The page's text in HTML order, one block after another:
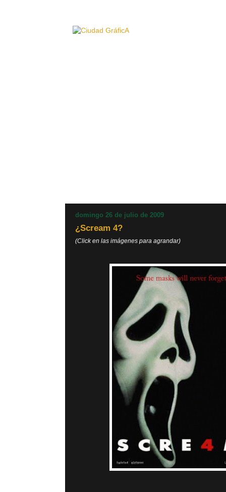
domingo 26 de julio de 2009
¿Scream 4?
(Click en las imágenes para agrandar)